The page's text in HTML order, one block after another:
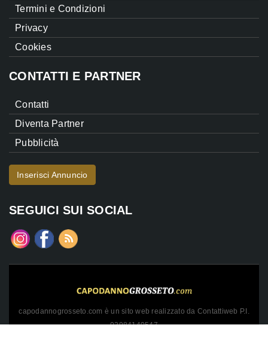
Termini e Condizioni
Privacy
Cookies
CONTATTI E PARTNER
Contatti
Diventa Partner
Pubblicità
Inserisci Annuncio
SEGUICI SUI SOCIAL
capodannogrosseto.com è un sito web realizzato da Contattiweb P.I.
02984140547